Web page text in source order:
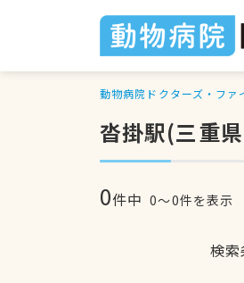
動物病院ドクターズ・ファ
沓掛駅(三重
0件中 0〜0件を表示
検